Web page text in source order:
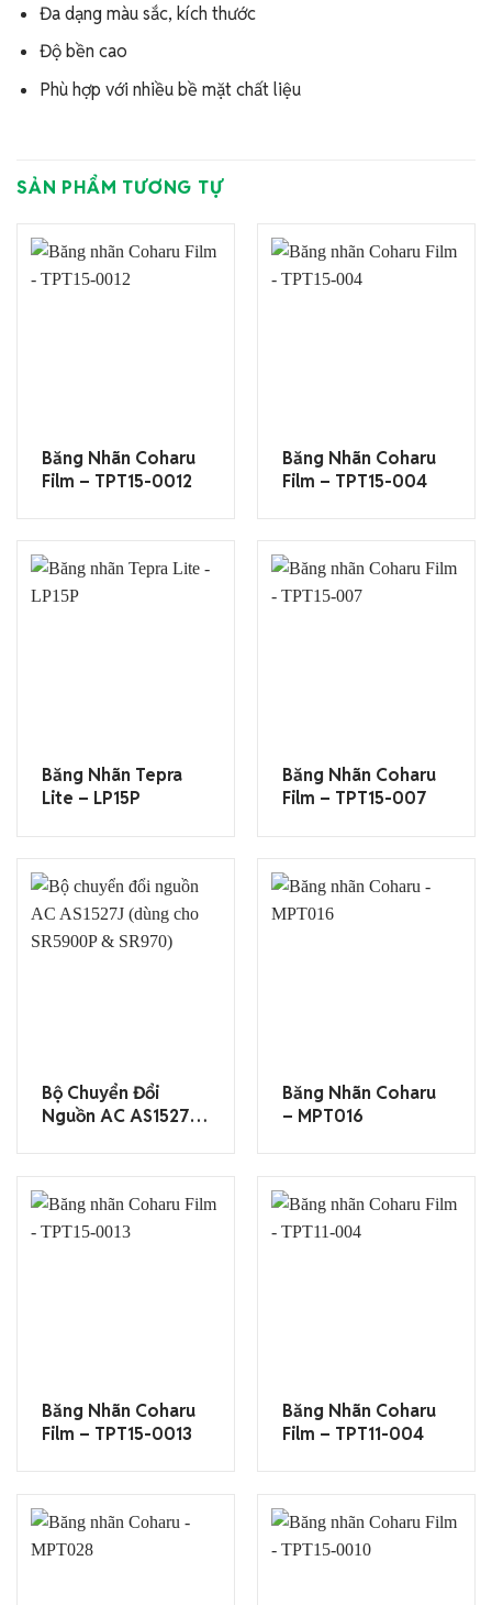
Đa dạng màu sắc, kích thước
Độ bền cao
Phù hợp với nhiều bề mặt chất liệu
SẢN PHẨM TƯƠNG TỰ
Băng Nhãn Coharu
Film – TPT15-0012
Băng Nhãn Coharu
Film – TPT15-004
Băng Nhãn Tepra
Lite – LP15P
Băng Nhãn Coharu
Film – TPT15-007
Bộ Chuyển Đổi
Nguồn AC AS1527J
Băng Nhãn Coharu
– MPT016
Băng Nhãn Coharu
Film – TPT15-0013
Băng Nhãn Coharu
Film – TPT11-004